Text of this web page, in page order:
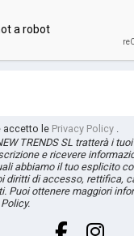
accetto le Privacy Policy.
TRENDSSL tratterà i
e ricevere
abbiamo il tuo esplicito
diritti di accesso, rettifica,
Puoi ottenere maggiori